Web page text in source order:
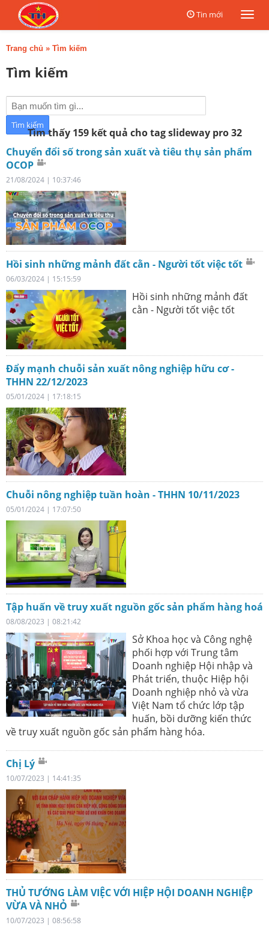
Tin mới
Trang chủ » Tìm kiếm
Tìm kiếm
Tìm thấy 159 kết quả cho tag slideway pro 32
Chuyển đổi số trong sản xuất và tiêu thụ sản phẩm
OCOP
21/08/2024 | 10:37:46
Hồi sinh những mảnh đất cằn - Người tốt việc tốt
06/03/2024 | 15:15:59
Hồi sinh những mảnh đất
cằn - Người tốt việc tốt
Đẩy mạnh chuỗi sản xuất nông nghiệp hữu cơ -
THHN 22/12/2023
05/01/2024 | 17:18:15
Chuỗi nông nghiệp tuần hoàn - THHN 10/11/2023
05/01/2024 | 17:07:50
Tập huấn về truy xuất nguồn gốc sản phẩm hàng hoá
08/08/2023 | 08:21:42
Sở Khoa học và Công nghệ
phối hợp với Trung tâm
Doanh nghiệp Hội nhập và
Phát triển, thuộc Hiệp hội
Doanh nghiệp nhỏ và vừa
Việt Nam tổ chức lớp tập
huấn, bồi dưỡng kiến thức
về truy xuất nguồn gốc sản phẩm hàng hóa.
Chị Lý
10/07/2023 | 14:41:35
THỦ TƯỚNG LÀM VIỆC VỚI HIỆP HỘI DOANH NGHIỆP
VỪA VÀ NHỎ
10/07/2023 | 08:56:58